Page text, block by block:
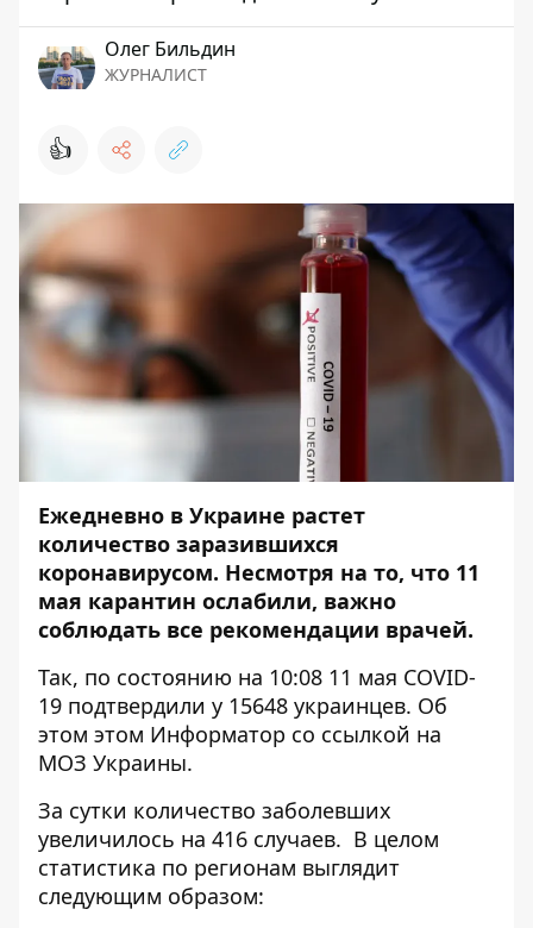
Олег Бильдин
ЖУРНАЛИСТ
👍
Ежедневно в Украине растет
количество заразившихся
коронавирусом. Несмотря на то, что 11
мая карантин ослабили, важно
соблюдать все рекомендации врачей.
Так, по состоянию на 10:08 11 мая COVID-
19 подтвердили у 15648 украинцев. Об
этом этом Информатор со ссылкой на
МОЗ Украины.
За сутки количество заболевших
увеличилось на 416 случаев. В целом
статистика по регионам выглядит
следующим образом: